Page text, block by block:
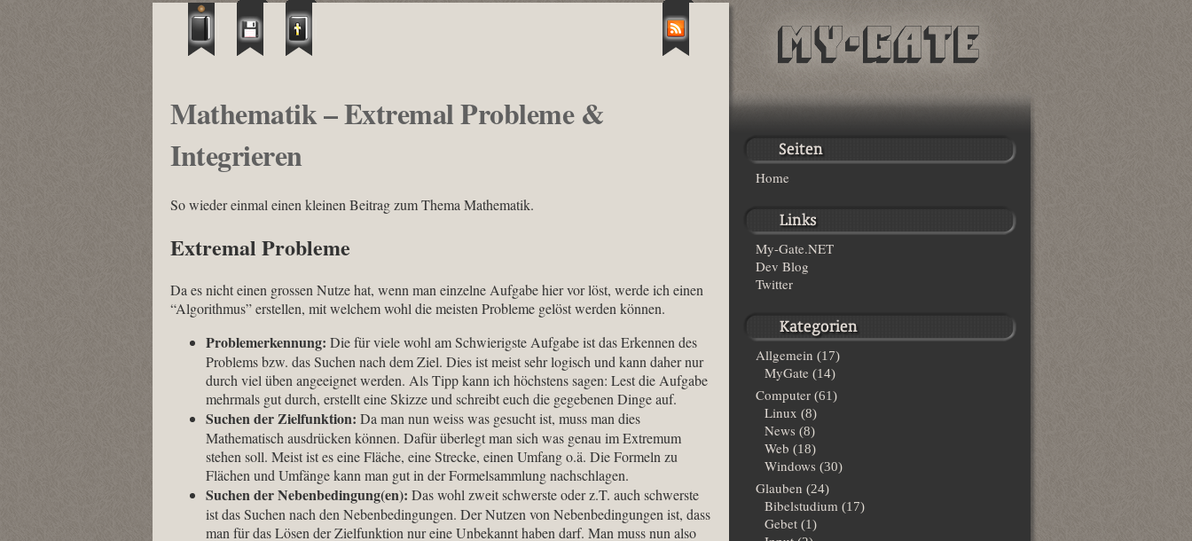
Mathematik – Extremal Probleme &
Integrieren
So wieder einmal einen kleinen Beitrag zum Thema Mathematik.
Extremal Probleme
Da es nicht einen grossen Nutze hat, wenn man einzelne Aufgabe hier vor löst, werde ich einen
“Algorithmus” erstellen, mit welchem wohl die meisten Probleme gelöst werden können.
Problemerkennung: Die für viele wohl am Schwierigste Aufgabe ist das Erkennen des
Problems bzw. das Suchen nach dem Ziel. Dies ist meist sehr logisch und kann daher nur
durch viel üben angeeignet werden. Als Tipp kann ich höchstens sagen: Lest die Aufgabe
mehrmals gut durch, erstellt eine Skizze und schreibt euch die gegebenen Dinge auf.
Suchen der Zielfunktion: Da man nun weiss was gesucht ist, muss man dies
Mathematisch ausdrücken können. Dafür überlegt man sich was genau im Extremum
stehen soll. Meist ist es eine Fläche, eine Strecke, einen Umfang o.ä. Die Formeln zu
Flächen und Umfänge kann man gut in der Formelsammlung nachschlagen.
Suchen der Nebenbedingung(en): Das wohl zweit schwerste oder z.T. auch schwerste
ist das Suchen nach den Nebenbedingungen. Der Nutzen von Nebenbedingungen ist, dass
man für das Lösen der Zielfunktion nur eine Unbekannt haben darf. Man muss nun also
Home
My-Gate.NET
Dev Blog
Twitter
Allgemein (17)
MyGate (14)
Computer (61)
Linux (8)
News (8)
Web (18)
Windows (30)
Glauben (24)
Bibelstudium (17)
Gebet (1)